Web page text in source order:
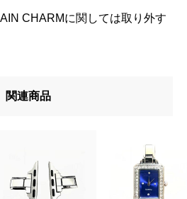
CHARMに関しては取り外す
関連商品